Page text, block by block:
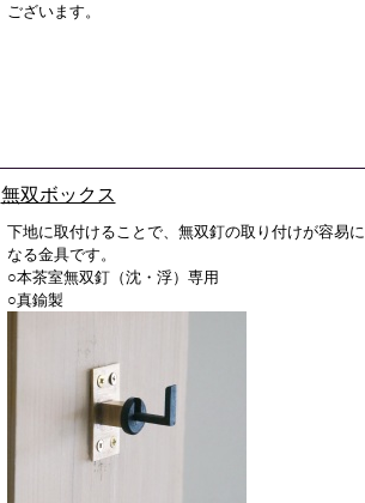
ございます。
無双ボックス
下地に取付けることで、無双釘の取り付けが容易に
なる金具です。
○本茶室無双釘（沈・浮）専用
○真鍮製